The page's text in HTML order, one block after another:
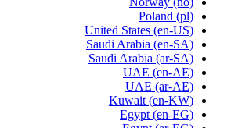
Poland (pl)
United States (en-US)
Saudi Arabia (en-SA)
Saudi Arabia (ar-SA)
UAE (en-AE)
UAE (ar-AE)
Kuwait (en-KW)
Egypt (en-EG)